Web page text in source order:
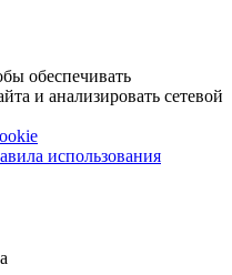
обеспечивать
и анализировать сетевой
использования